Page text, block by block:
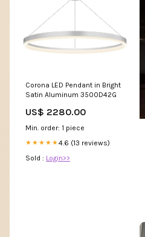
Corona LED Pendant in Bright
Satin Aluminum 3500D42G
US$ 2280.00
Min. order: 1 piece
★★★★★4.6 (13 reviews)
Sold : Login>>